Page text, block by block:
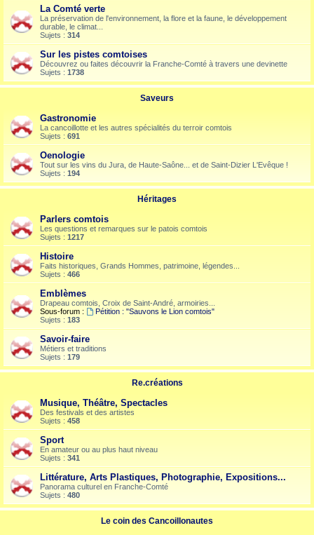
La Comté verte
La préservation de l'environnement, la flore et la faune, le développement
durable, le climat...
Sujets : 314
Sur les pistes comtoises
Découvrez ou faites découvrir la Franche-Comté à travers une devinette
Sujets : 1738
Saveurs
Gastronomie
La cancoillotte et les autres spécialités du terroir comtois
Sujets : 691
Oenologie
Tout sur les vins du Jura, de Haute-Saône... et de Saint-Dizier L'Evêque !
Sujets : 194
Héritages
Parlers comtois
Les questions et remarques sur le patois comtois
Sujets : 1217
Histoire
Faits historiques, Grands Hommes, patrimoine, légendes...
Sujets : 466
Emblèmes
Drapeau comtois, Croix de Saint-André, armoiries...
Sous-forum :
Pétition : "Sauvons le Lion comtois"
Sujets : 183
Savoir-faire
Métiers et traditions
Sujets : 179
Re.créations
Musique, Théâtre, Spectacles
Des festivals et des artistes
Sujets : 458
Sport
En amateur ou au plus haut niveau
Sujets : 341
Littérature, Arts Plastiques, Photographie, Expositions...
Panorama culturel en Franche-Comté
Sujets : 480
Le coin des Cancoillonautes